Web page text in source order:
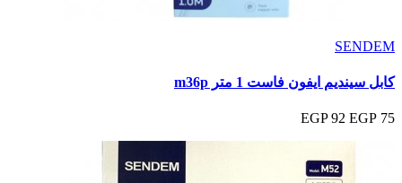
SENDEM
كابل سينديم ايفون فاست 1 متر m36p
75 EGP
92 EGP